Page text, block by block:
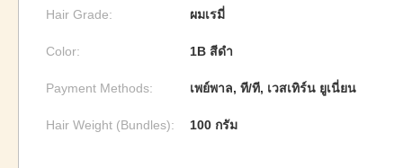
Hair Grade: ผมเรมี่
Color: 1B สีดำ
Payment Methods: เพย์พาล, ที/ที, เวสเทิร์น ยูเนี่ยน
Hair Weight (Bundles): 100 กรัม